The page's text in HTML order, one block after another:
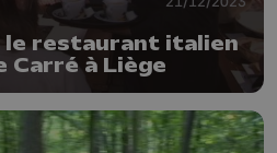
le restaurant italien
Carré à Liège